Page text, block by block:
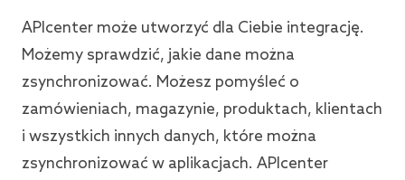
APIcenter może utworzyć dla Ciebie integrację.
Możemy sprawdzić, jakie dane można
zsynchronizować. Możesz pomyśleć o
zamówieniach, magazynie, produktach, klientach
i wszystkich innych danych, które można
zsynchronizować w aplikacjach. APIcenter